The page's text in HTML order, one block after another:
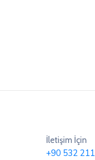
İletişim İçin
+90 532 211